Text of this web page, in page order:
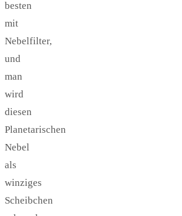
besten
mit
Nebelfilter,
und
man
wird
diesen
Planetarischen
Nebel
als
winziges
Scheibchen